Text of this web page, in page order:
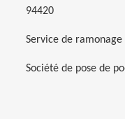
94420
Service de ramonage
Société de pose de